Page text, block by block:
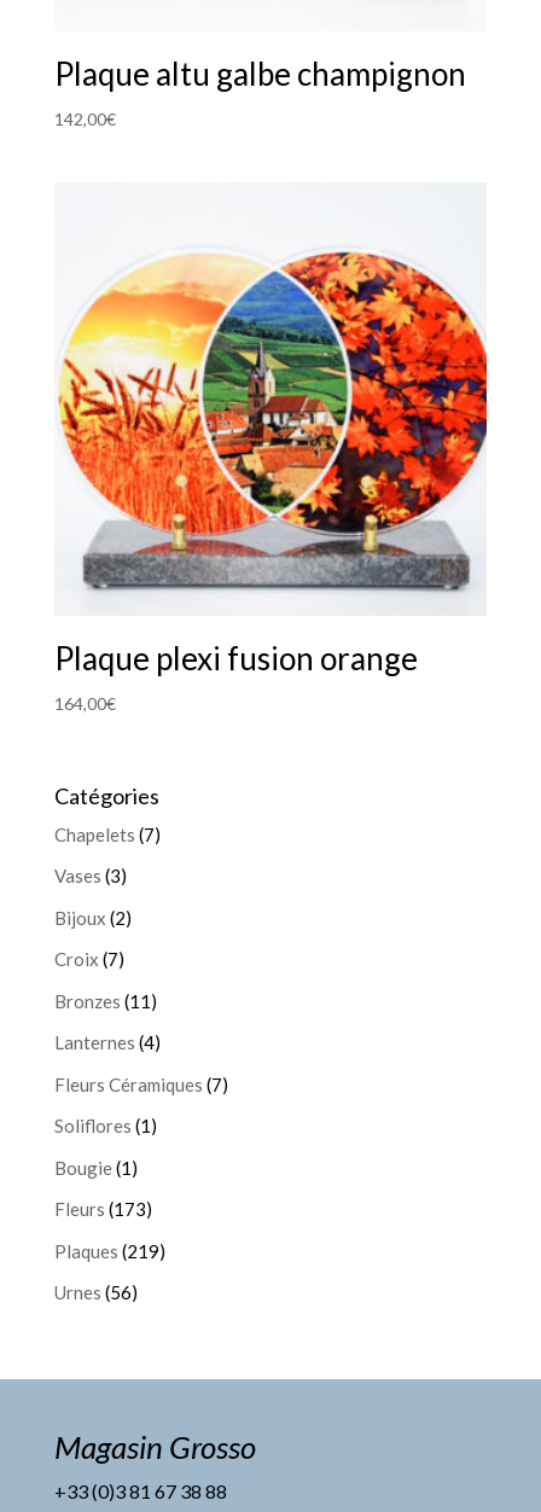
Plaque altu galbe champignon
142,00€
Plaque plexi fusion orange
164,00€
Catégories
Chapelets (7)
Vases (3)
Bijoux (2)
Croix (7)
Bronzes (11)
Lanternes (4)
Fleurs Céramiques (7)
Soliflores (1)
Bougie(1)
Fleurs (173)
Plaques (219)
Urnes (56)
Magasin Grosso
+33 (0)3 81 67 38 88